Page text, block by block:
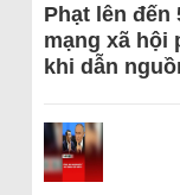
Phạt lên
mạng xã hội
khi dẫn